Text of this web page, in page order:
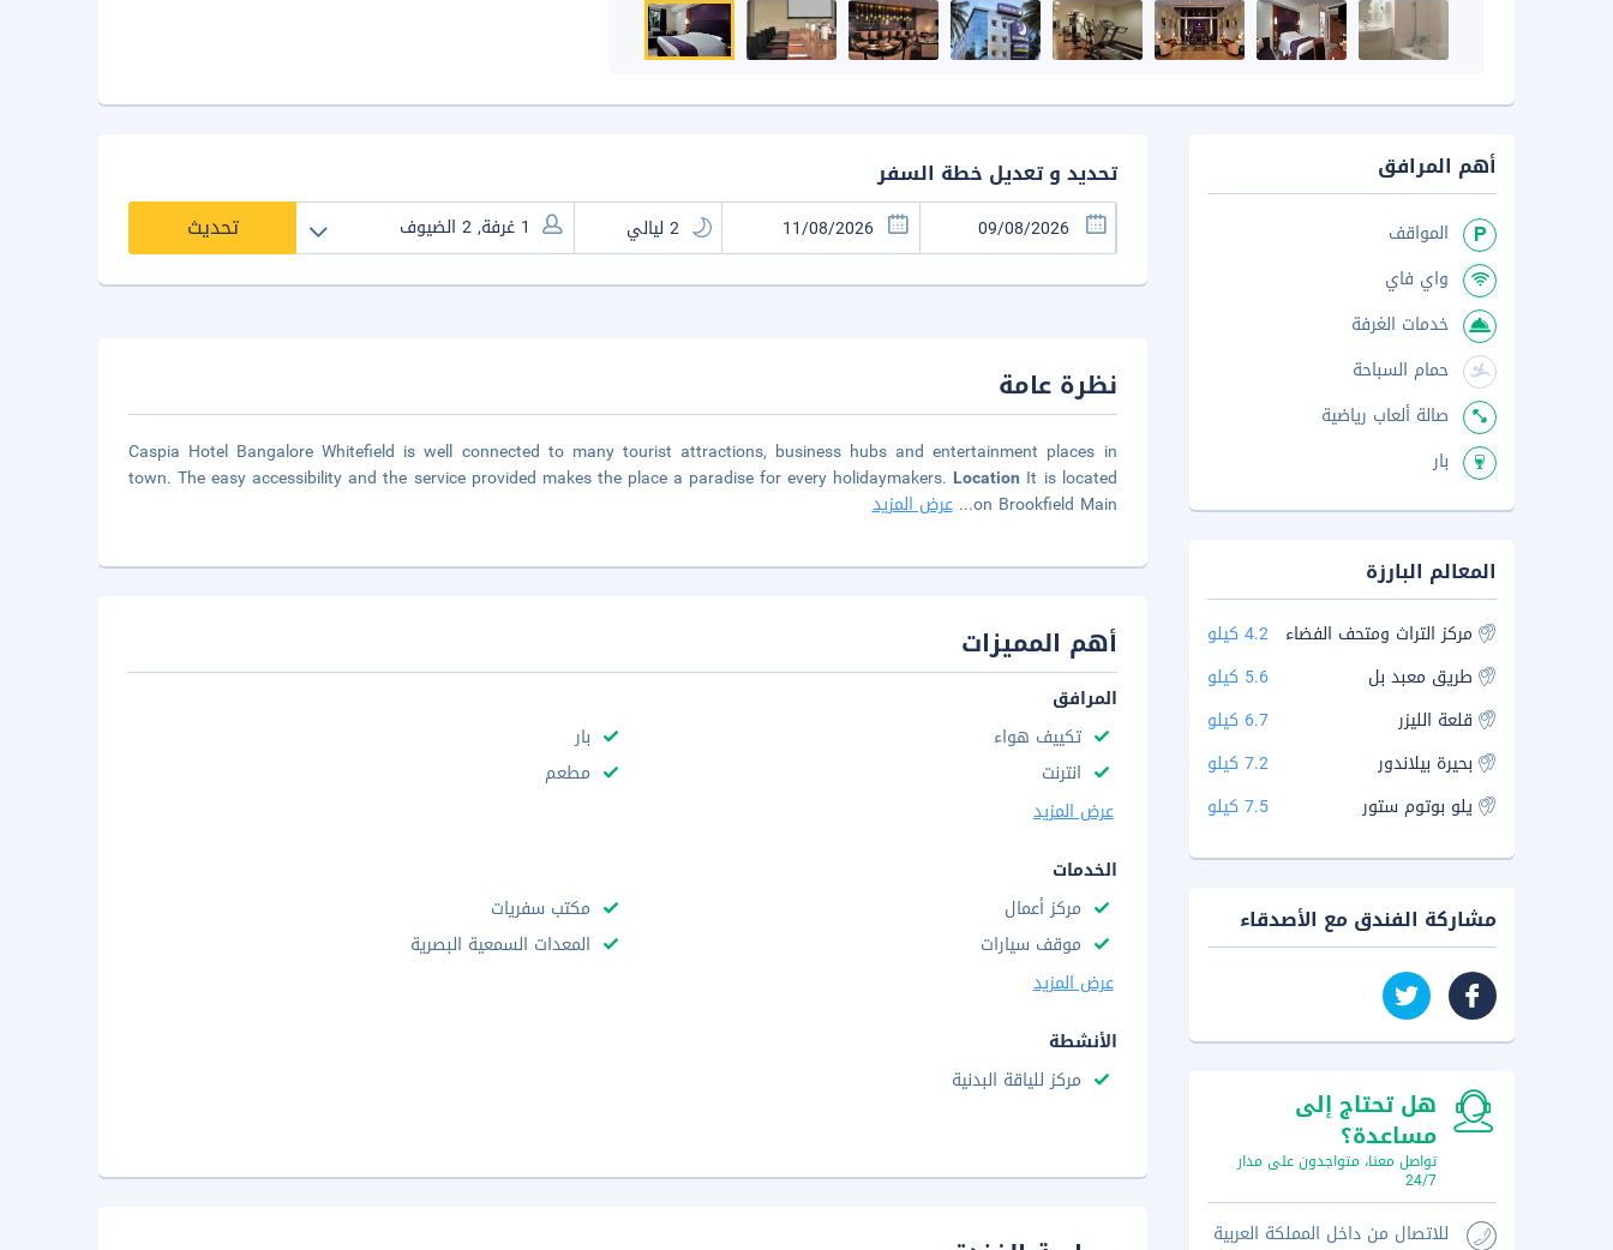
تحديد و تعديل خطة السفر
تحديث
نظرة عامة
Caspia Hotel Bangalore Whitefield is well connected to many tourist attractions, business hubs and entertainment places in
town. The easy accessibility and the service provided makes the place a paradise for every holidaymakers. Location It is located
on Brookfield Main
...عرض المزيد
أهم المميزات
المرافق
تكييف هواء
بار
انترنت
مطعم
عرض المزيد
الخدمات
مركز أعمال
مكتب سفريات
موقف سيارات
المعدات السمعية البصرية
عرض المزيد
الأنشطة
مركز للياقة البدنية
أهم المرافق
المواقف
واي فاي
خدمات الغرفة
حمام السباحة
صالة ألعاب رياضية
بار
المعالم البارزة
مركز التراث ومتحف الفضاء 4.2 كيلو
طريق معبد بل
5.6 كيلو
قلعة الليزر
6.7 كيلو
بحيرة بيلاندور
7.2 كيلو
يلو بوتوم ستور
7.5 كيلو
مشاركة الفندق مع الأصدقاء
هل تحتاج إلى
مساعدة؟
تواصل معنا، متواجدون على مدار
24/7
للاتصال من داخل المملكة العربية